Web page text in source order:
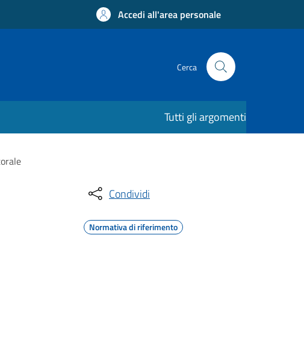
Accedi all'area personale
Cerca
Tutti gli argomenti
Condividi
Normativa di riferimento